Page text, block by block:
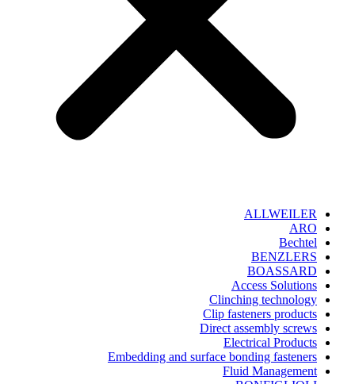
ALLWEILER
ARO
Bechtel
BENZLERS
BOASSARD
Access Solutions
Clinching technology
Clip fasteners products
Direct assembly screws
Electrical Products
Embedding and surface bonding fasteners
Fluid Management